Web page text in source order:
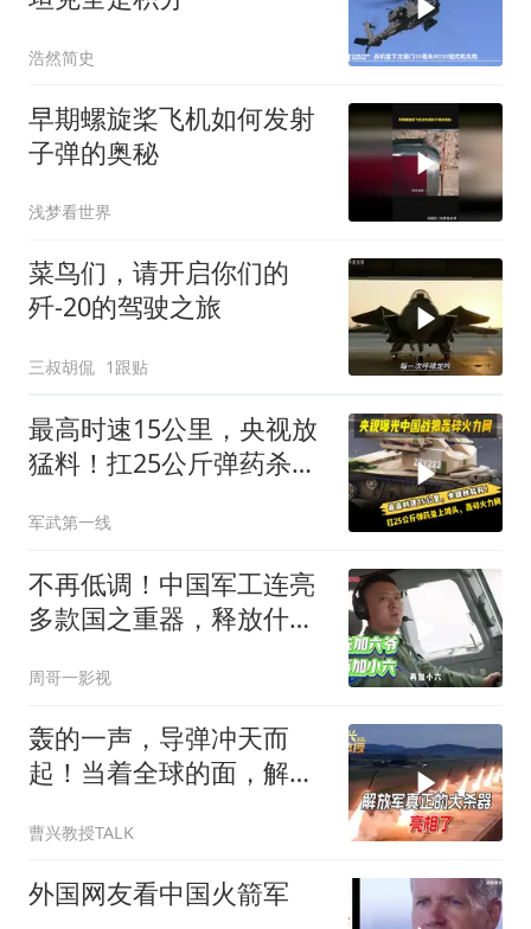
浩然简史
早期螺旋桨飞机如何发射
子弹的奥秘
浅梦看世界
菜鸟们，请开启你们的
歼-20的驾驶之旅
三叔胡侃 1跟贴
最高时速15公里，央视放
猛料！扛25公斤弹药杀上
军武第一线
不再低调！中国军工连亮
多款国之重器，释放什么
周哥一影视
轰的一声，导弹冲天而
起！当着全球的面，解放
曹兴教授TALK
外国网友看中国火箭军